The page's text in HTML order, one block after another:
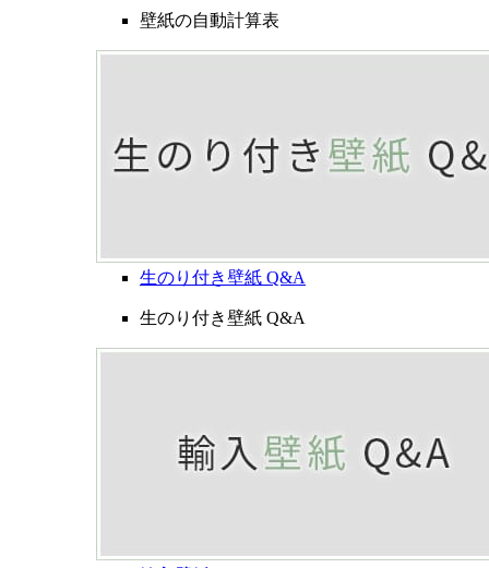
壁紙の自動計算表
生のり付き壁紙 Q&A
生のり付き壁紙 Q&A